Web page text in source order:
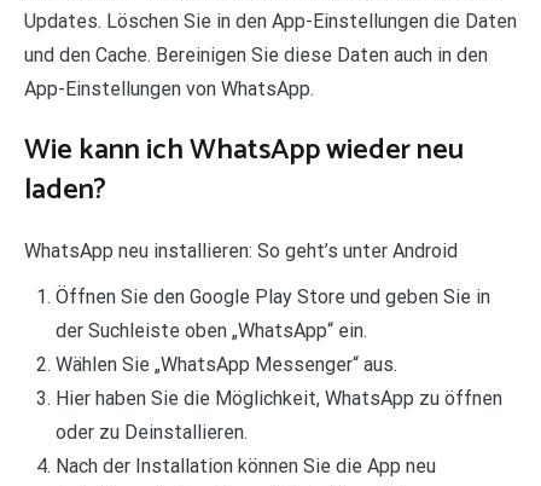
Updates. Löschen Sie in den App-Einstellungen die Daten
und den Cache. Bereinigen Sie diese Daten auch in den
App-Einstellungen von WhatsApp.
Wie kann ich WhatsApp wieder neu
laden?
WhatsApp neu installieren: So geht’s unter Android
Öffnen Sie den Google Play Store und geben Sie in
der Suchleiste oben „WhatsApp“ ein.
Wählen Sie „WhatsApp Messenger“ aus.
Hier haben Sie die Möglichkeit, WhatsApp zu öffnen
oder zu Deinstallieren.
Nach der Installation können Sie die App neu